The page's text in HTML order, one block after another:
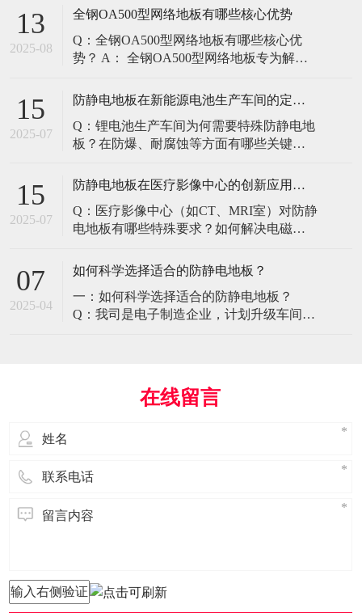
您必须计算机房规划区域内最重设备的单
点载荷（通常指服务器机柜的支脚压
力）。 轻型机房（标准服务器/网络柜）：
单点载荷通常在1960N，主流的优质复合地
13
2025-08
全钢OA500型网络地板有哪些核心优势
Q：全钢OA500型网络地板有哪些核心优
势？ A： 全钢OA500型网络地板专为解决
以下核心优势： 高强度结构：采用优质冷
轧钢板拉伸焊接成型，表面磷化后静电喷
塑，防锈耐磨，承重性能优异。 便捷布
线：配套活动线槽板设计，可轻松掀起盖
15
2025-07
防静电地板在新能源电池生产车间的定制化解决方案
Q：锂电池生产车间为何需要特殊防静电地
板？在防爆、耐腐蚀等方面有哪些关键技
环境并存的特殊场景，需要全方位防护方
境要求 • 防爆等级：Ex IIB T4（ATEX认
证） • 静电泄放速度：<0.
15
2025-07
防静电地板在医疗影像中心的创新应用方案
Q：医疗影像中心（如CT、MRI室）对防静
电地板有哪些特殊要求？如何解决电磁干
环境特殊性对防静电地板提出了前所未有
疗影像环境的特殊需求 电磁兼容性要求 •
MRI室需完全无磁：磁化率<0.001（
07
2025-04
如何科学选择适合的防静电地板？
一：如何科学选择适合的防静电地板？
Q：我司是电子制造企业，计划升级车间地
用场景、技术指标及长期维护成本综合考
量。作为深耕行业多年的广东立品地板科
在线留言